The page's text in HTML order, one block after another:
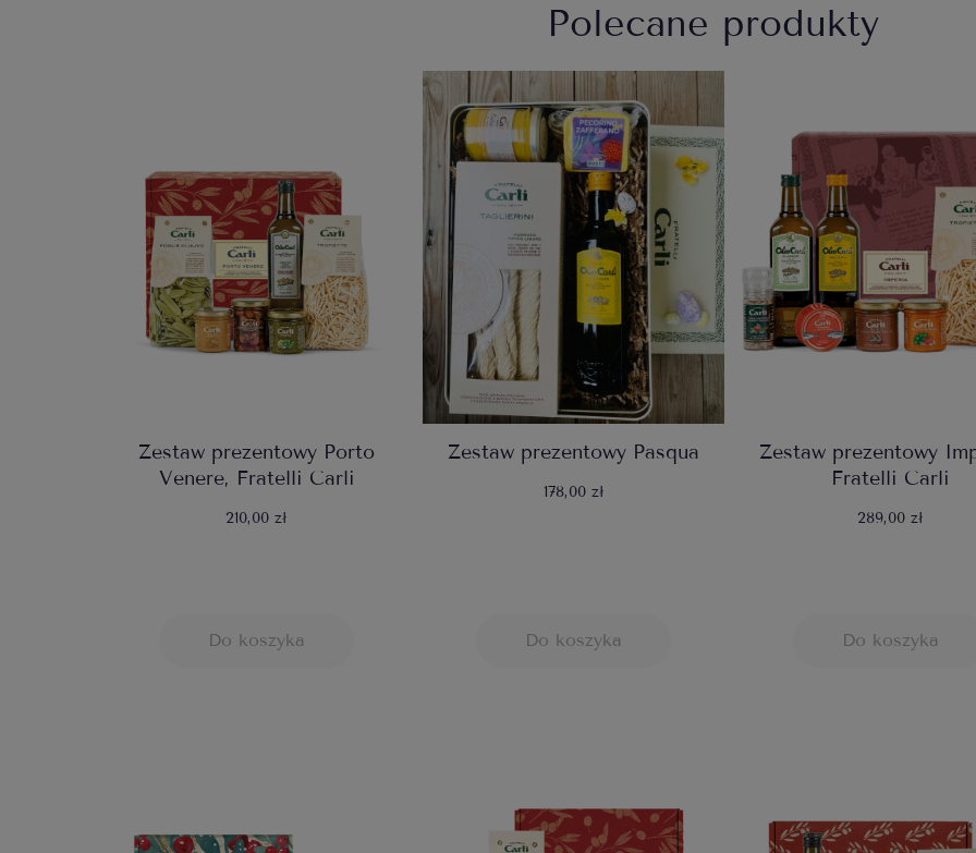
Polecane produkty
Zestaw prezentowy Porto
Venere, Fratelli Carli
210,00 zł
Do koszyka
Zestaw prezentowy Pasqua
178,00 zł
Do koszyka
Zestaw prezentowy
Fratelli Carli
289,00 zł
Do koszyka